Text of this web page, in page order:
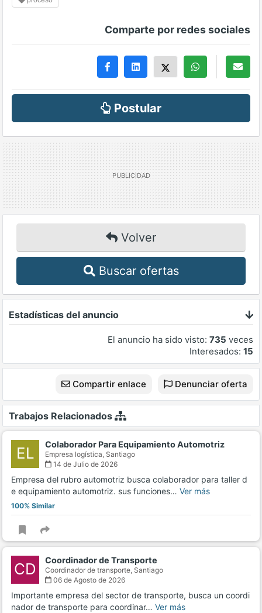
Comparte por redes sociales
Postular
Volver
Buscar ofertas
Estadísticas del anuncio
El anuncio ha sido visto: 735 veces
Interesados: 15
Compartir enlace Denunciar oferta
Trabajos Relacionados
EL Colaborador Para Equipamiento Automotriz
Empresa logística, Santiago
14 de Julio de 2026
Empresa del rubro automotriz busca colaborador para taller d
e equipamiento automotriz. sus funciones… Ver más
100% Similar
CD Coordinador de Transporte
Coordinador de transporte, Santiago
06 de Agosto de 2026
Importante empresa del sector de transporte, busca un coordi
nador de transporte para coordinar… Ver más